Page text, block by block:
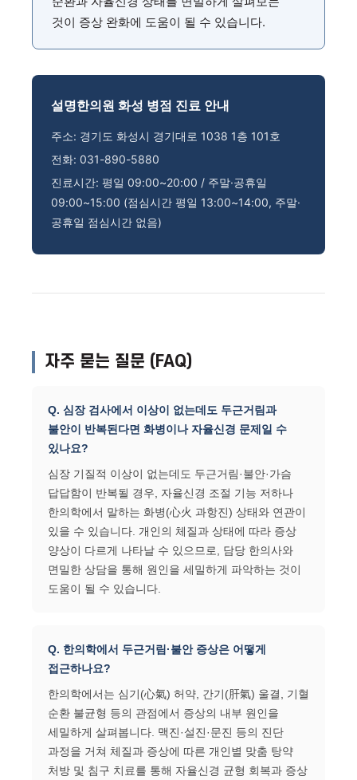
것이 증상 완화에 도움이 될 수 있습니다.
설명한의원 화성 병점 진료 안내
주소: 경기도 화성시 경기대로 1038 1층 101호
전화: 031-890-5880
진료시간: 평일 09:00~20:00 / 주말·공휴일
09:00~15:00 (점심시간 평일 13:00~14:00, 주말·
공휴일 점심시간 없음)
자주 묻는 질문 (FAQ)
Q. 심장 검사에서 이상이 없는데도 두근거림과
불안이 반복된다면 화병이나 자율신경 문제일 수
있나요?
심장 기질적 이상이 없는데도 두근거림·불안·가슴
답답함이 반복될 경우, 자율신경 조절 기능 저하나
한의학에서 말하는 화병(心火 과항진) 상태와 연관이
있을 수 있습니다. 개인의 체질과 상태에 따라 증상
양상이 다르게 나타날 수 있으므로, 담당 한의사와
면밀한 상담을 통해 원인을 세밀하게 파악하는 것이
도움이 될 수 있습니다.
Q. 한의학에서 두근거림·불안 증상은 어떻게
접근하나요?
한의학에서는 심기(心氣) 허약, 간기(肝氣) 울결, 기혈
순환 불균형 등의 관점에서 증상의 내부 원인을
세밀하게 살펴봅니다. 맥진·설진·문진 등의 진단
과정을 거쳐 체질과 증상에 따른 개인별 맞춤 탕약
처방 및 침구 치료를 통해 자율신경 균형 회복과 증상